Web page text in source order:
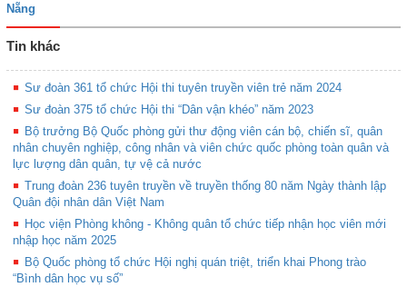
Nẵng
Tin khác
Sư đoàn 361 tổ chức Hội thi tuyên truyền viên trẻ năm 2024
Sư đoàn 375 tổ chức Hội thi “Dân vận khéo” năm 2023
Bộ trưởng Bộ Quốc phòng gửi thư động viên cán bộ, chiến sĩ, quân
nhân chuyên nghiệp, công nhân và viên chức quốc phòng toàn quân và
lực lượng dân quân, tự vệ cả nước
Trung đoàn 236 tuyên truyền về truyền thống 80 năm Ngày thành lập
Quân đội nhân dân Việt Nam
Học viện Phòng không - Không quân tổ chức tiếp nhận học viên mới
nhập học năm 2025
Bộ Quốc phòng tổ chức Hội nghị quán triệt, triển khai Phong trào
“Bình dân học vụ số”